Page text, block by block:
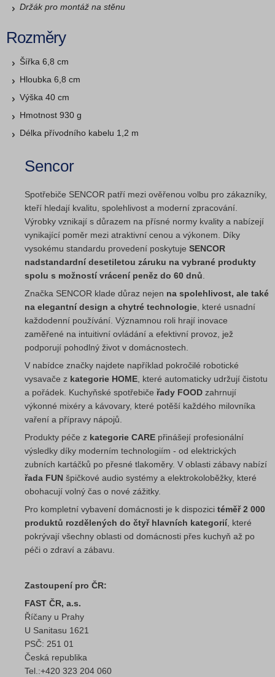
Držák pro montáž na stěnu
Rozměry
Šířka 6,8 cm
Hloubka 6,8 cm
Výška 40 cm
Hmotnost 930 g
Délka přívodního kabelu 1,2 m
Sencor
Spotřebiče SENCOR patří mezi ověřenou volbu pro zákazníky,
kteří hledají kvalitu, spolehlivost a moderní zpracování.
Výrobky vznikají s důrazem na přísné normy kvality a nabízejí
vynikající poměr mezi atraktivní cenou a výkonem. Díky
vysokému standardu provedení poskytuje SENCOR
nadstandardní desetiletou záruku na vybrané produkty
spolu s možností vrácení peněz do 60 dnů
Značka SENCOR klade důraz nejen na spolehlivost, ale také
na elegantní design a chytré technologie , které usnadní
každodenní používání. Významnou roli hrají inovace
zaměřené na intuitivní ovládání a efektivní provoz, jež
podporují pohodlný život v domácnostech.
V nabídce značky najdete například pokročilé robotické
vysavače z kategorie HOME , které automaticky udržují čistotu
a pořádek. Kuchyňské spotřebiče řady FOOD zahrnují
výkonné mixéry a kávovary, které potěší každého milovníka
vaření a přípravy nápojů.
Produkty péče z kategorie CARE přinášejí profesionální
výsledky díky moderním technologiím - od elektrických
zubních kartáčků po přesné tlakoměry. V oblasti zábavy nabízí
řada FUN špičkové audio systémy a elektrokoloběžky, které
obohacují volný čas o nové zážitky.
Pro kompletní vybavení domácnosti je k dispozici téměř 2 000
produktů rozdělených do čtyř hlavních kategorií , které
pokrývají všechny oblasti od domácnosti přes kuchyň až po
péči o zdraví a zábavu.
Zastoupení pro ČR:
FAST ČR, a.s.
Říčany u Prahy
U Sanitasu 1621
PSČ: 251 01
Česká republika
Tel.:+420 323 204 060